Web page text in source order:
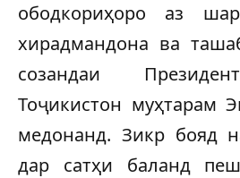
ободкориҳоро аз
хирадмандона ва
созандаи
Тоҷикистон муҳтарам
медонанд. Зикр бояд
дар сатҳи баланд